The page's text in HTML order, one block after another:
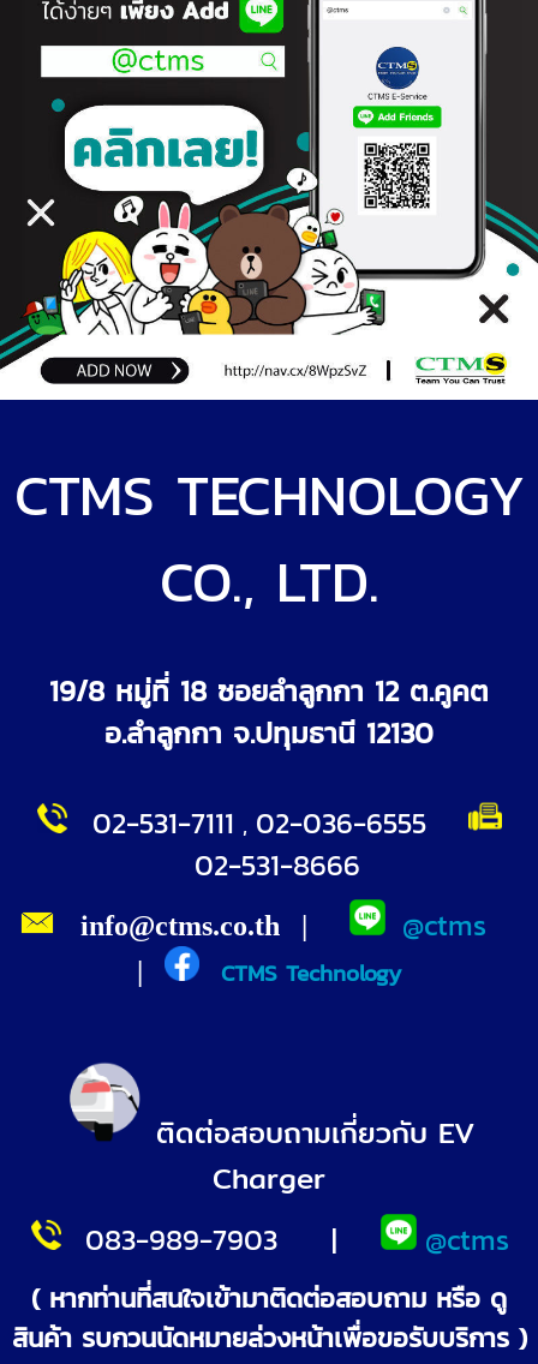
CTMS TECHNOLOGY
CO., LTD.
19/8 หมู่ที่ 18 ซอยลำลูกกา 12 ต.คูคต
อ.ลำลูกกา จ.ปทุมธานี 12130
02-531-7111 , 02-036-6555
02-531-8666
info@ctms.co.th | @ctms
| CTMS Technology
ติดต่อสอบถามเกี่ยวกับ EV
Charger
083-989-7903 | @ctms
( หากท่านที่สนใจเข้ามาติดต่อสอบถาม หรือ ดู
สินค้า รบกวนนัดหมายล่วงหน้าเพื่อขอรับบริการ )